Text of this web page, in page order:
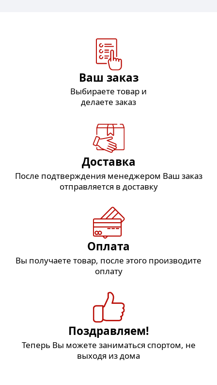
Ваш заказ
Выбираете товар и
делаете заказ
Доставка
После подтверждения менеджером Ваш заказ
отправляется в доставку
Оплата
Вы получаете товар, после этого производите
оплату
Поздравляем!
Теперь Вы можете заниматься спортом, не
выходя из дома